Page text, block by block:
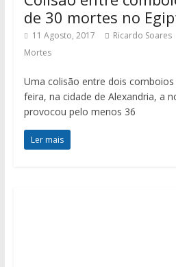
de 30 mortes no
11 Agosto, 2017 Ricardo Soares
Mortes
Uma colisão entre dois
feira, na cidade de Alexandria, a
provocou pelo menos 36
Ler mais